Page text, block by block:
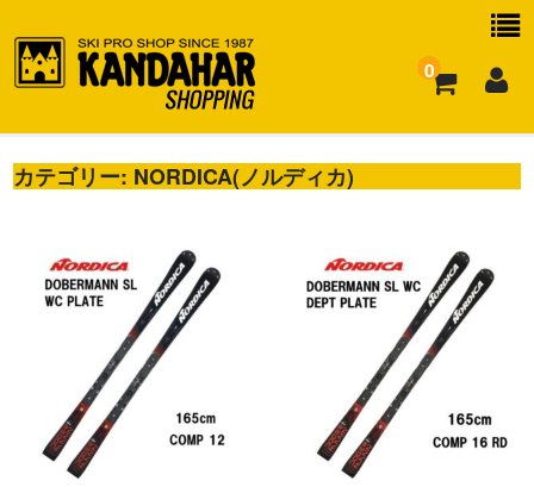
0
お買い物ガイド
カテゴリー: NORDICA(ノルディカ)